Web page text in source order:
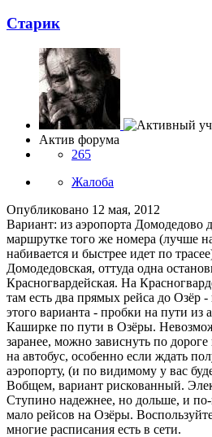
Старик
Актив форума
265
Жалоба
Опубликовано 12 мая, 2012
Вариант: из аэропорта Домодедово
маршрутке того же номера (лучше
набивается и быстрее идет по
Домодедовская, оттуда одна
Красногвардейская. На
там есть два прямых рейса до Озёр
этого варианта - пробки на пути из
Каширке по пути в Озёры.
заранее, можно зависнуть по дороге
на автобус, особенно если ждать
аэропорту, (и по видимому у вас
Вобщем, вариант рискованный.
Ступино надежнее, но дольше, и
мало рейсов на Озёры.
многие расписания есть в сети.